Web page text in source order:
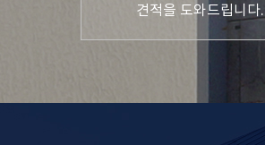
견적을 도와드립니다.